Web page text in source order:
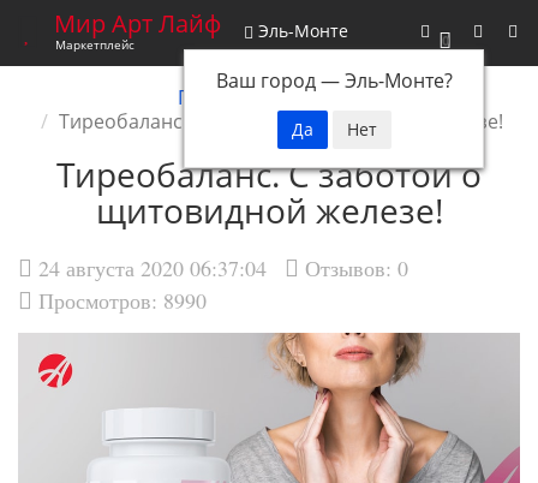
0
Мир Арт Лайф
Маркетплейс
Эль-Монте
Ваш город —Эль-Монте?
Главная
Новости
Тиреобаланс. С заботой о щитовидной железе!
Тиреобаланс. С заботой о
щитовидной железе!
24 августа 2020 06:37:04 Отзывов: 0
Просмотров: 8990